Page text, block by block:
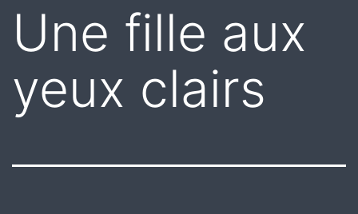
Une fille aux
yeux clairs